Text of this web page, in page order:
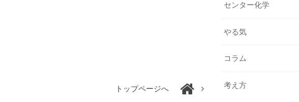
トップページへ
センター化学
やる気
コラム
考え方